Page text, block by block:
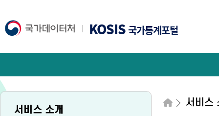
KOSIS국가통계포털
서비스 소개
서비스